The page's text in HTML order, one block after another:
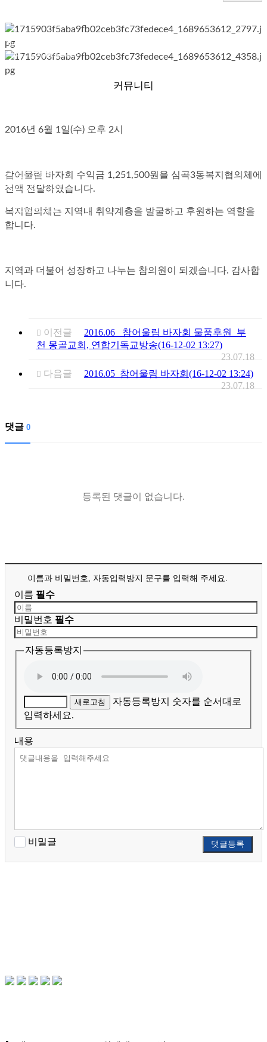
● 층별안내
● 참의원 둘러보기
커뮤니티
● 의료 협력
● 온라인 상담
● 자필후기
● 사회복지실
2016년 6월 1일(수) 오후 2시
참어울림 바자회 수익금 1,251,500원을 심곡3동복지협의체에
전액 전달하였습니다.
복지협의체는 지역내 취약계층을 발굴하고 후원하는 역할을
합니다.
지역과 더불어 성장하고 나누는 참의원이 되겠습니다. 감사합
니다.
이전글
2016.06_ 참어울림 바자회 물품후원_부
천 몽골교회, 연합기독교방송(16-12-02 13:27)
23.07.18
다음글
2016.05_참어울림 바자회(16-12-02 13:24)
23.07.18
댓글 0
등록된 댓글이 없습니다.
이름과 비밀번호, 자동입력방지 문구를 입력해 주세요.
이름 필수
비밀번호 필수
자동등록방지
새로고침
자동등록방지 숫자를 순서대로
입력하세요.
내용
비밀글 댓글등록